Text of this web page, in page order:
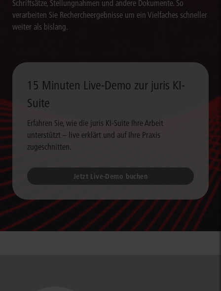
Schriftsätze, Stellungnahmen und andere Dokumente. So
verarbeiten Sie Rechercheergebnisse um ein Vielfaches schneller
weiter als bislang.
15 Minuten Live-Demo zur juris KI-
Suite
Erfahren Sie, wie die juris KI-Suite Ihre Arbeit
unterstützt – live erklärt und auf Ihre Praxis
zugeschnitten.
Jetzt Live-Demo buchen